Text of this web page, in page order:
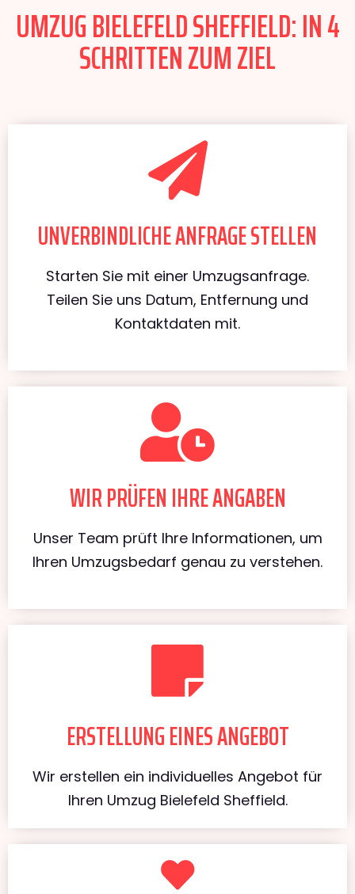
UMZUG BIELEFELD SHEFFIELD: IN 4
SCHRITTEN ZUM ZIEL
UNVERBINDLICHE ANFRAGE STELLEN
Starten Sie mit einer Umzugsanfrage.
Teilen Sie uns Datum, Entfernung und
Kontaktdaten mit.
WIR PRÜFEN IHRE ANGABEN
Unser Team prüft Ihre Informationen, um
Ihren Umzugsbedarf genau zu verstehen.
ERSTELLUNG EINES ANGEBOT
Wir erstellen ein individuelles Angebot für
Ihren Umzug Bielefeld Sheffield.